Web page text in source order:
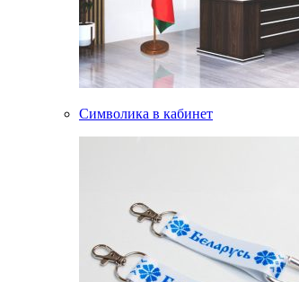
Символика в кабинет